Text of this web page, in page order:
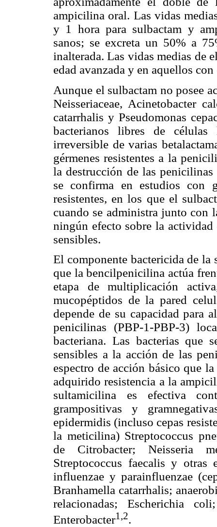
ampicilina oral. Las vidas
y 1 hora para sulbactam y
sanos; se excreta un 50% a
inalterada. Las vidas medias de
edad avanzada y en aquellos
Aunque el sulbactam no posee
Neisseriaceae, Acinetobacter
catarrhalis y Pseudomonas
bacterianos libres de
irreversible de varias
gérmenes resistentes a la
la destrucción de las
se confirma en estudios con
resistentes, en los que el
cuando se administra junto con
ningún efecto sobre la
sensibles.
El componente bactericida de
que la bencilpenicilina actúa
etapa de multiplicación
mucopéptidos de la pared
depende de su capacidad para
penicilinas (PBP-1-PBP-3)
bacteriana. Las bacterias que
sensibles a la acción de las
espectro de acción básico que
adquirido resistencia a la
sultamicilina es efectiva
grampositivas y
epidermidis (incluso cepas
la meticilina) Streptococcus
de Citrobacter; Neisseria
Streptococcus faecalis y otras
influenzae y parainfluenzae
Branhamella catarrhalis;
relacionadas; Escherichia
Enterobacter1,2.